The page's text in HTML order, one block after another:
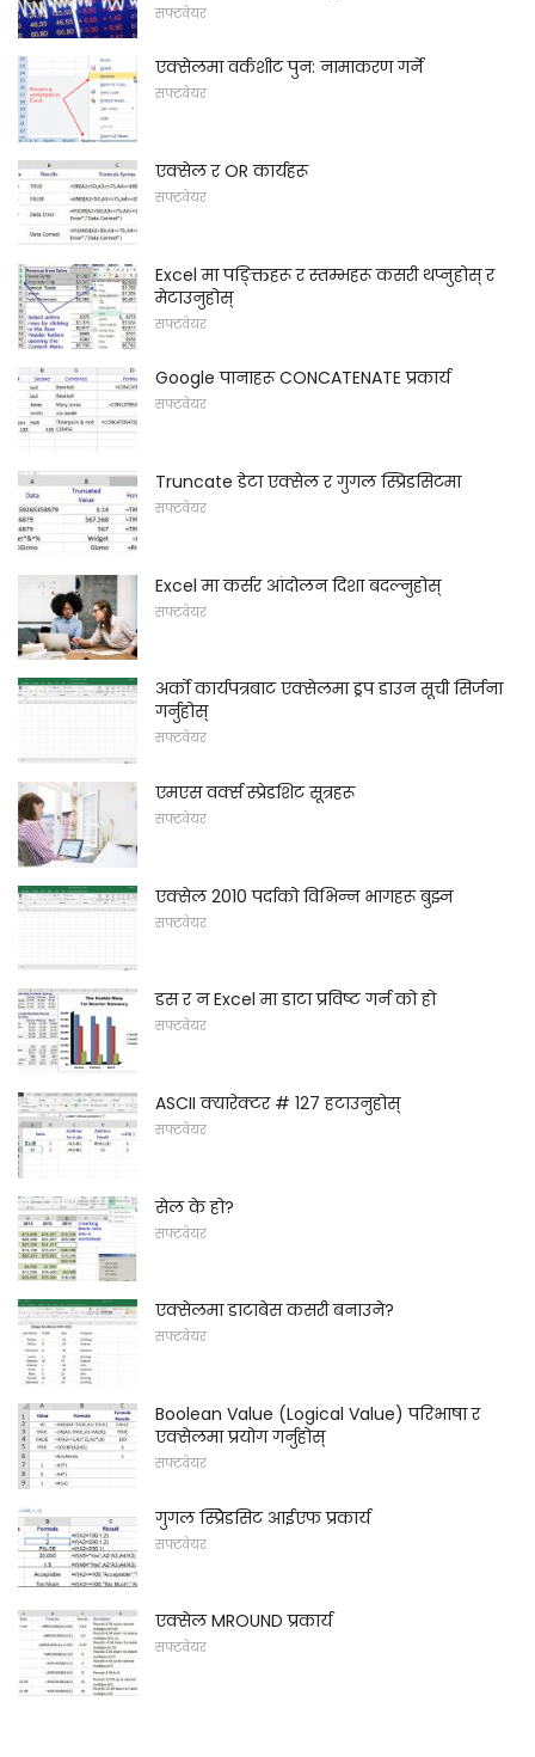
सफ्टवेयर
एक्सेलमा वर्कशीट पुन: नामाकरण गर्ने
सफ्टवेयर
एक्सेल र OR कार्यहरू
सफ्टवेयर
Excel मा पङ्क्तिहरू र स्तम्भहरू कसरी थप्नुहोस् र
मेटाउनुहोस्
सफ्टवेयर
Google पानाहरू CONCATENATE प्रकार्य
सफ्टवेयर
Truncate डेटा एक्सेल र गुगल स्प्रिडसिटमा
सफ्टवेयर
Excel मा कर्सर आंदोलन दिशा बदल्नुहोस्
सफ्टवेयर
अर्को कार्यपत्रबाट एक्सेलमा ड्रप डाउन सूची सिर्जना
गर्नुहोस्
सफ्टवेयर
एमएस वर्क्स स्प्रेडशिट सूत्रहरू
सफ्टवेयर
एक्सेल 2010 पर्दाको विभिन्न भागहरू बुझ्न
सफ्टवेयर
डस र न Excel मा डाटा प्रविष्ट गर्न को हो
सफ्टवेयर
ASCII क्यारेक्टर # 127 हटाउनुहोस्
सफ्टवेयर
सेल के हो?
सफ्टवेयर
एक्सेलमा डाटाबेस कसरी बनाउने?
सफ्टवेयर
Boolean Value (Logical Value) परिभाषा र
एक्सेलमा प्रयोग गर्नुहोस्
सफ्टवेयर
गुगल स्प्रिेडसिट आईएफ प्रकार्य
सफ्टवेयर
एक्सेल MROUND प्रकार्य
सफ्टवेयर